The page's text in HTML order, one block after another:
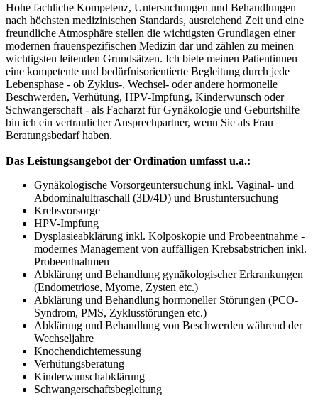
Hohe fachliche Kompetenz, Untersuchungen und Behandlungen
nach höchsten medizinischen Standards, ausreichend Zeit und eine
freundliche Atmosphäre stellen die wichtigsten Grundlagen einer
modernen frauenspezifischen Medizin dar und zählen zu meinen
wichtigsten leitenden Grundsätzen. Ich biete meinen Patientinnen
eine kompetente und bedürfnisorientierte Begleitung durch jede
Lebensphase - ob Zyklus-, Wechsel- oder andere hormonelle
Beschwerden, Verhütung, HPV-Impfung, Kinderwunsch oder
Schwangerschaft - als Facharzt für Gynäkologie und Geburtshilfe
bin ich ein vertraulicher Ansprechpartner, wenn Sie als Frau
Beratungsbedarf haben.
Das Leistungsangebot der Ordination umfasst u.a.:
Gynäkologische Vorsorgeuntersuchung inkl. Vaginal- und
Abdominalultraschall (3D/4D) und Brustuntersuchung
Krebsvorsorge
HPV-Impfung
Dysplasieabklärung inkl. Kolposkopie und Probeentnahme -
modernes Management von auffälligen Krebsabstrichen inkl.
Probeentnahmen
Abklärung und Behandlung gynäkologischer Erkrankungen
(Endometriose, Myome, Zysten etc.)
Abklärung und Behandlung hormoneller Störungen (PCO-
Syndrom, PMS, Zyklusstörungen etc.)
Abklärung und Behandlung von Beschwerden während der
Wechseljahre
Knochendichtemessung
Verhütungsberatung
Kinderwunschabklärung
Schwangerschaftsbegleitung